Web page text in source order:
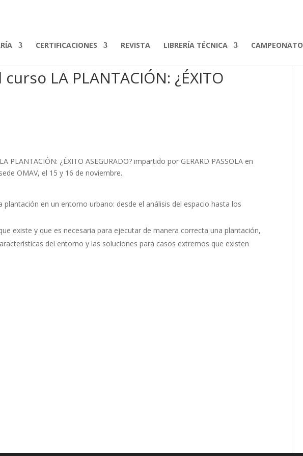
CERTIFICACIONES REVISTA LIBRERÍA TÉCNICA CAMPEONATO
LA PLANTACIÓN: ¿ÉXITO
PLANTACIÓN: ¿ÉXITO ASEGURADO? impartido por GERARD PASSOLA en
OMAV, el 15 y 16 de noviembre.
en un entorno urbano: desde el análisis del espacio hasta los
existe y que es necesaria para ejecutar de manera correcta una plantación,
del entorno y las soluciones para casos extremos que existen